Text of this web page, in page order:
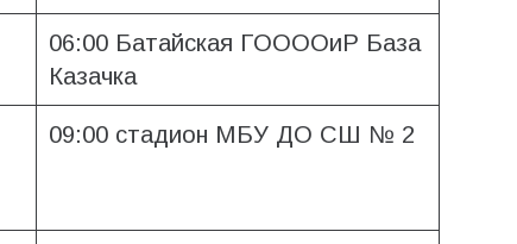
06:00 Батайская ГООООиР База
Казачка
09:00 стадион МБУ ДО СШ № 2